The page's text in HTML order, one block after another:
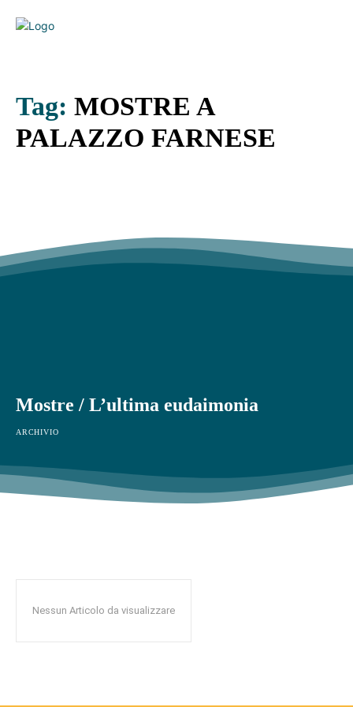
Tag: MOSTRE A
PALAZZO FARNESE
Mostre / L’ultima eudaimonia
ARCHIVIO
Nessun Articolo da visualizzare